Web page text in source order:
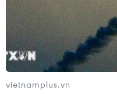
vietnamplus.vn